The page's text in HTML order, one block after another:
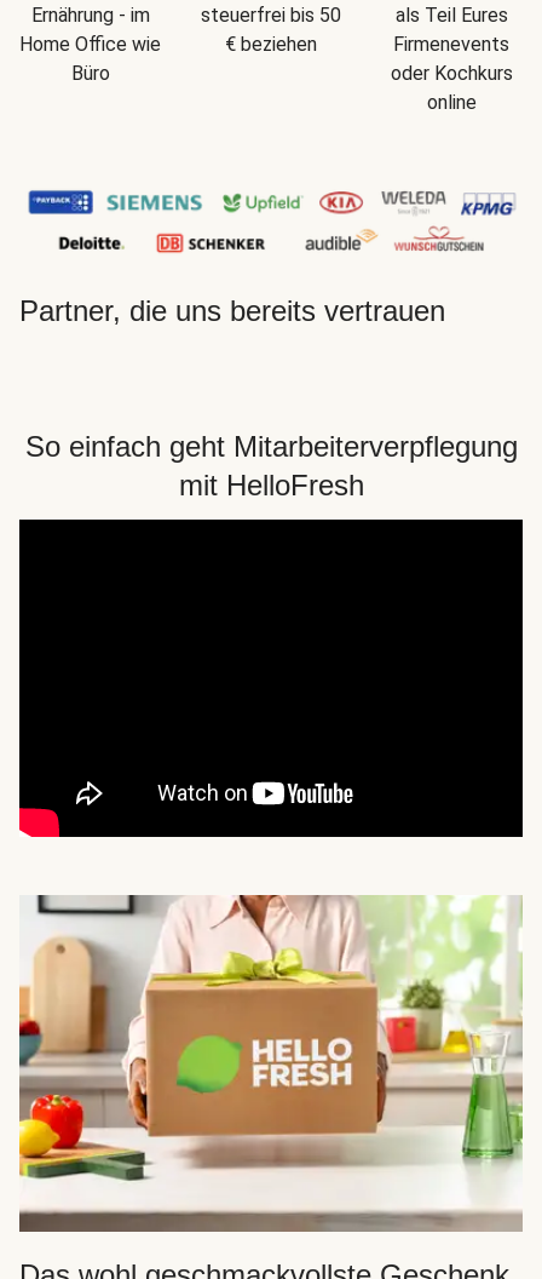
Ernährung - im
Home Office wie
Büro
steuerfrei bis 50
€ beziehen
als Teil Eures
Firmenevents
oder Kochkurs
online
Partner, die uns bereits vertrauen
So einfach geht Mitarbeiterverpflegung
mit HelloFresh